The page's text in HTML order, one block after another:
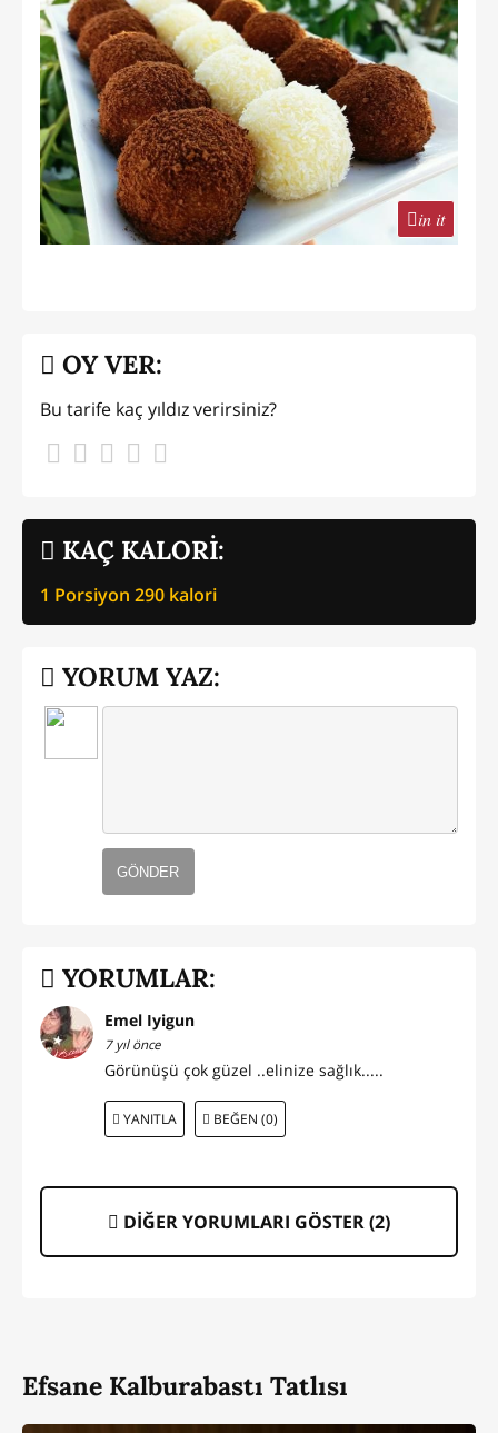
in it
KAÇ KALORİ:
1 Porsiyon 290 kalori
OY VER:
Bu tarife kaç yıldız verirsiniz?
YORUM YAZ:
GÖNDER
YORUMLAR:
Emel Iyigun
7 yıl önce
Görünüşü çok güzel ..elinize sağlık.....
YANITLA BEĞEN (0)
DİĞER YORUMLARI GÖSTER (2)
Efsane Kalburabastı Tatlısı